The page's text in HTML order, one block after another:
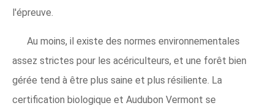
l'épreuve.
Au moins, il existe des normes environnementales
assez strictes pour les acériculteurs, et une forêt bien
gérée tend à être plus saine et plus résiliente. La
certification biologique et Audubon Vermont se